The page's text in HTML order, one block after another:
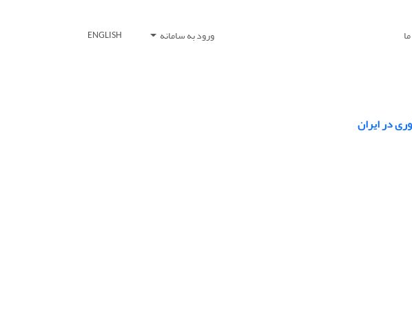
ورود به سامانه ENGLISH
در ایران